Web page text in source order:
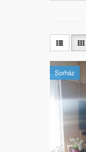
Sorház